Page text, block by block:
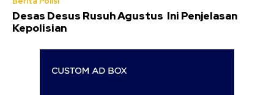
Desas Desus Rusuh Agustus Ini Penjelasan
Kepolisian